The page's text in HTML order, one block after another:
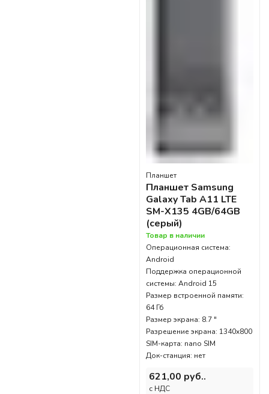
Планшет
Планшет Samsung
Galaxy Tab A11 LTE
SM-X135 4GB/64GB
(серый)
Товар в наличии
Операционная система:
Android
Поддержка операционной
системы: Android 15
Размер встроенной памяти:
64 Гб
Размер экрана: 8.7 "
Разрешение экрана: 1340x800
SIM-карта: nano SIM
Док-станция: нет
621,00 руб..
c НДС